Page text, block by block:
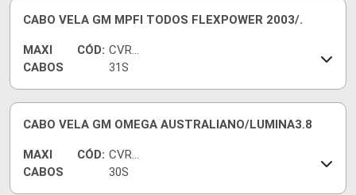
CABO VELA GM MPFI TODOS FLEXPOWER 2003/.
MAXI
CABOS
CÓD: CVR94
31S
CABO VELA GM OMEGA AUSTRALIANO/LUMINA3.8
MAXI
CABOS
CÓD: CVR94
30S